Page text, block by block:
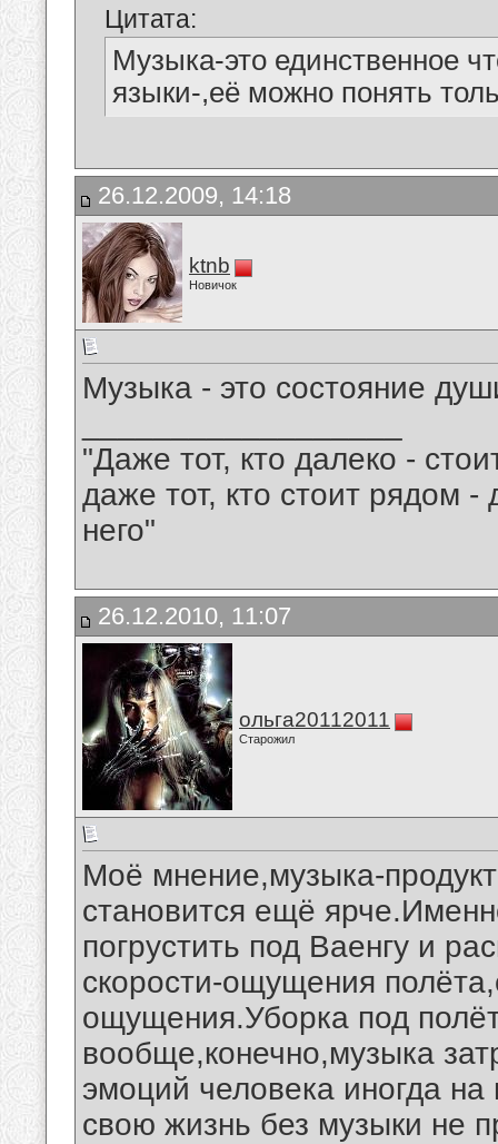
Цитата:
Музыка-это единственное
языки-,её можно понять
26.12.2009, 14:18
ktnb
Новичок
Музыка - это состояние
"Даже тот, кто далеко -
даже тот, кто стоит рядом
него"
26.12.2010, 11:07
ольга20112011
Старожил
Моё мнение,музыка-
становится ещё
погрустить под Ваенгу и
скорости-ощущения
ощущения.Уборка под
вообще,конечно,музыка
эмоций человека иногда
свою жизнь без музыки не